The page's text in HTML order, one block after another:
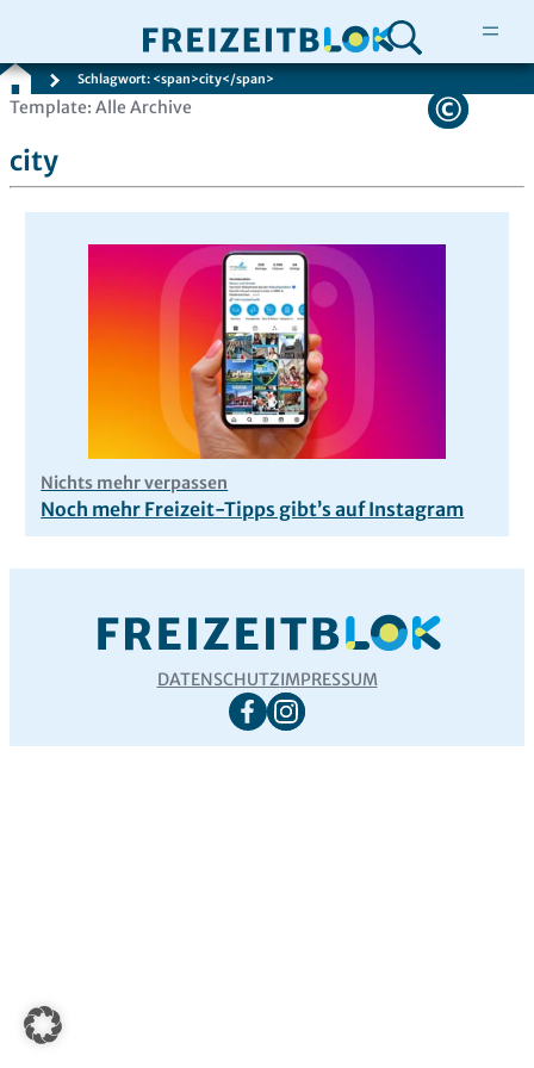
Zum
springen
Schlagwort: <span>city</span>
Template: Alle Archive
city
Nichts mehr verpassen
Noch mehr Freizeit-Tipps gibt’s auf Instagram
DATENSCHUTZIMPRESSUM